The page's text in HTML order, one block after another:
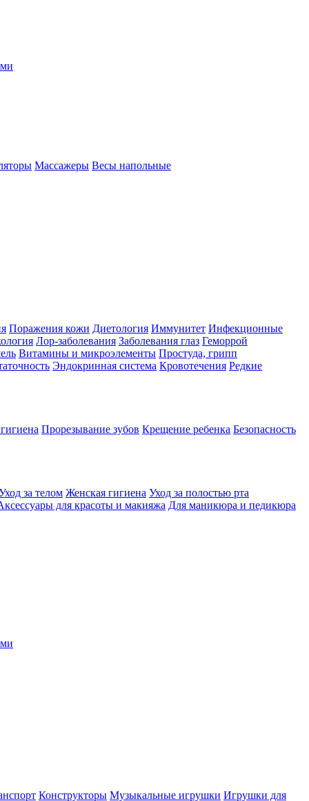
Массажеры Весы напольные
Поражения кожи Диетология Иммунитет Инфекционные
Лор-заболевания Заболевания глаз Геморрой
Витамины и микроэлементы Простуда, грипп
Эндокринная система Кровотечения Редкие
Прорезывание зубов Крещение ребенка Безопасность
за телом Женская гигиена Уход за полостью рта
для красоты и макияжа Для маникюра и педикюра
Конструкторы Музыкальные игрушки Игрушки для